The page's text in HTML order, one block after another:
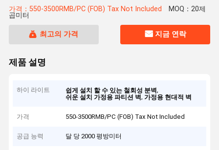
가격：550-3500RMB/PC (FOB) Tax Not Included MOQ：20제
곱미터
최고의 가격 지금 연락
제품 설명
하이 라이트 쉽게 설치 할 수 있는 철회성 분벽,
쉬운 설치 가정용 파티션 벽,가정용 현대적 벽
가격 550-3500RMB/PC (FOB) Tax Not Included
공급 능력 달 당 2000 평방미터